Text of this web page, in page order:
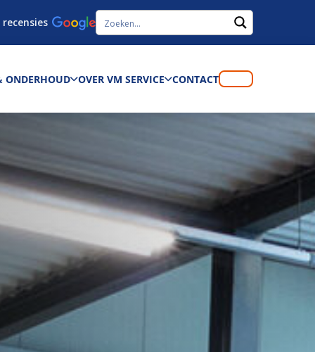
recensies
ONDERHOUD OVER VM SERVICE CONTACT